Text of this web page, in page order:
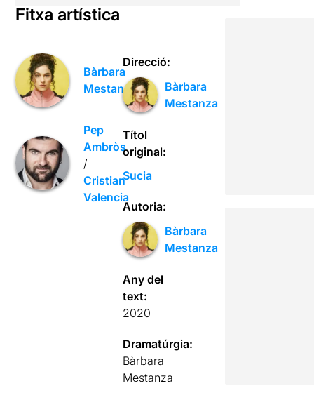
Fitxa artística
Bàrbara
Mestanza
Pep
Ambròs
/
Cristian
Valencia
Direcció:
Bàrbara
Mestanza
Títol
original:
Sucia
Autoria:
Bàrbara
Mestanza
Any del
text:
2020
Dramatúrgia:
Bàrbara
Mestanza